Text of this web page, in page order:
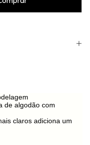
de algodão com
claros adiciona um